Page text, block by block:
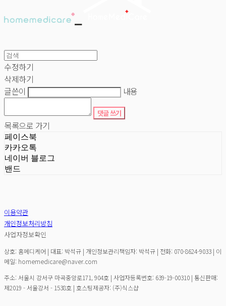
수정하기
삭제하기
글쓴이
내용
댓글 쓰기
목록으로 가기
페이스북
카카오톡
네이버 블로그
밴드
이용약관
개인정보처리방침
사업자정보확인
상호: 홈메디케어 | 대표: 박석규 | 개인정보관리책임자: 박석규 | 전화: 070-8624-9033 | 이
메일: homemedicare@naver.com
주소: 서울시 강서구 마곡중앙로171, 904호 | 사업자등록번호: 639-19-00310 | 통신판매:
제2019 - 서울강서 - 1538호 | 호스팅제공자: (주)식스샵